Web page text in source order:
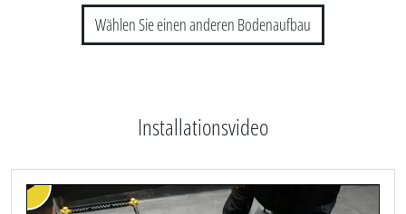
Wählen Sie einen anderen Bodenaufbau
Installationsvideo